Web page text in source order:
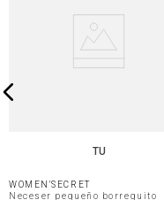
TU
WOMEN'SECRET
Neceser pequeño borreguito